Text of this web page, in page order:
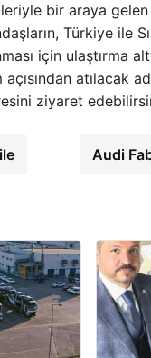
bir araya
Türkiye ile
için ulaştırma
atılacak
ziyaret
Audi